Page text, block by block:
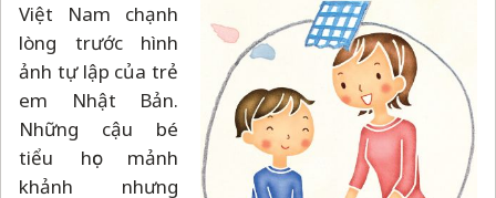
Việt Nam chạnh
lòng trước hình
ảnh tự lập của trẻ
em Nhật Bản.
Những cậu bé
tiểu học mảnh
khảnh nhưng